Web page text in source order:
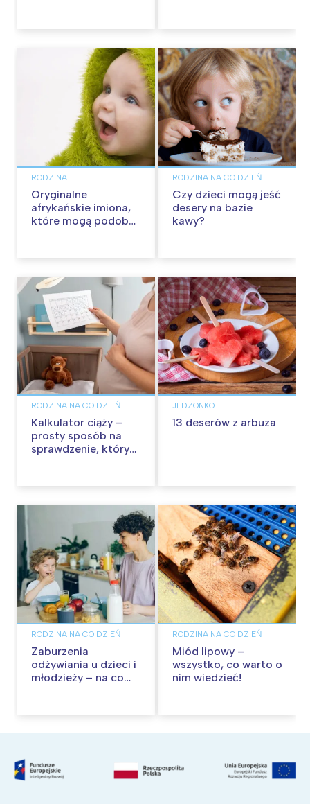
RODZINA
Oryginalne
afrykańskie imiona,
które mogą podobać
RODZINA NA CO DZIEŃ
Czy dzieci mogą jeść
desery na bazie
kawy?
RODZINA NA CO DZIEŃ
Kalkulator ciąży –
prosty sposób na
sprawdzenie, który
JEDZONKO
13 deserów z arbuza
RODZINA NA CO DZIEŃ
Zaburzenia
odżywiania u dzieci i
młodzieży – na co
RODZINA NA CO DZIEŃ
Miód lipowy –
wszystko, co warto o
nim wiedzieć!